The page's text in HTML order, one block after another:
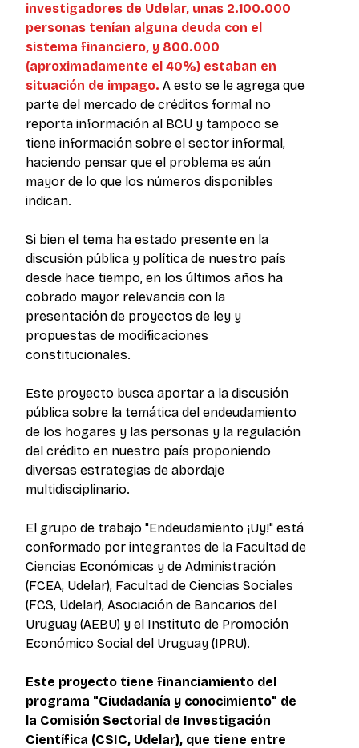
investigadores de Udelar, unas 2.100.000
personas tenían alguna deuda con el
sistema financiero, y 800.000
(aproximadamente el 40%) estaban en
situación de impago. A esto se le agrega que
parte del mercado de créditos formal no
reporta información al BCU y tampoco se
tiene información sobre el sector informal,
haciendo pensar que el problema es aún
mayor de lo que los números disponibles
indican.
Si bien el tema ha estado presente en la
discusión pública y política de nuestro país
desde hace tiempo, en los últimos años ha
cobrado mayor relevancia con la
presentación de proyectos de ley y
propuestas de modificaciones
constitucionales.
Este proyecto busca aportar a la discusión
pública sobre la temática del endeudamiento
de los hogares y las personas y la regulación
del crédito en nuestro país proponiendo
diversas estrategias de abordaje
multidisciplinario.
El grupo de trabajo "Endeudamiento ¡Uy!" está
conformado por integrantes de la Facultad de
Ciencias Económicas y de Administración
(FCEA, Udelar), Facultad de Ciencias Sociales
(FCS, Udelar), Asociación de Bancarios del
Uruguay (AEBU) y el Instituto de Promoción
Económico Social del Uruguay (IPRU).
Este proyecto tiene financiamiento del
programa "Ciudadanía y conocimiento" de
la Comisión Sectorial de Investigación
Científica (CSIC, Udelar), que tiene entre